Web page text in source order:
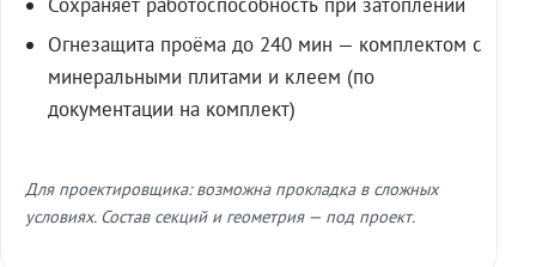
Огнезащита проёма до 240 мин — комплектом с
минеральными плитами и клеем (по
документации на комплект)
Для проектировщика: возможна прокладка в сложных
условиях. Состав секций и геометрия — под проект.